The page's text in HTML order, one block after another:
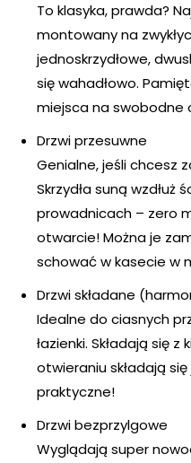
To klasyka, prawda?
montowany na
jednoskrzydłowe,
się wahadłowo.
miejsca na swobodne
Drzwi przesuwne
Genialne, jeśli chcesz
Skrzydła suną wzdłuż
prowadnicach – zero
otwarcie! Można je
schować w kasecie w
Drzwi składane
Idealne do ciasnych
łazienki. Składają się
otwieraniu składają
praktyczne!
Drzwi bezprzylgowe
Wyglądają super